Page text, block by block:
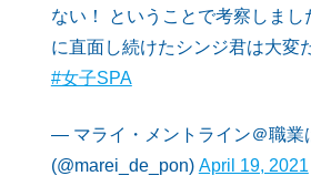
ない！ ということで考察しまし
に直面し続けたシンジ君は大変
#女子SPA
— マライ・メントライン＠職業
(@marei_de_pon) April 19, 2021